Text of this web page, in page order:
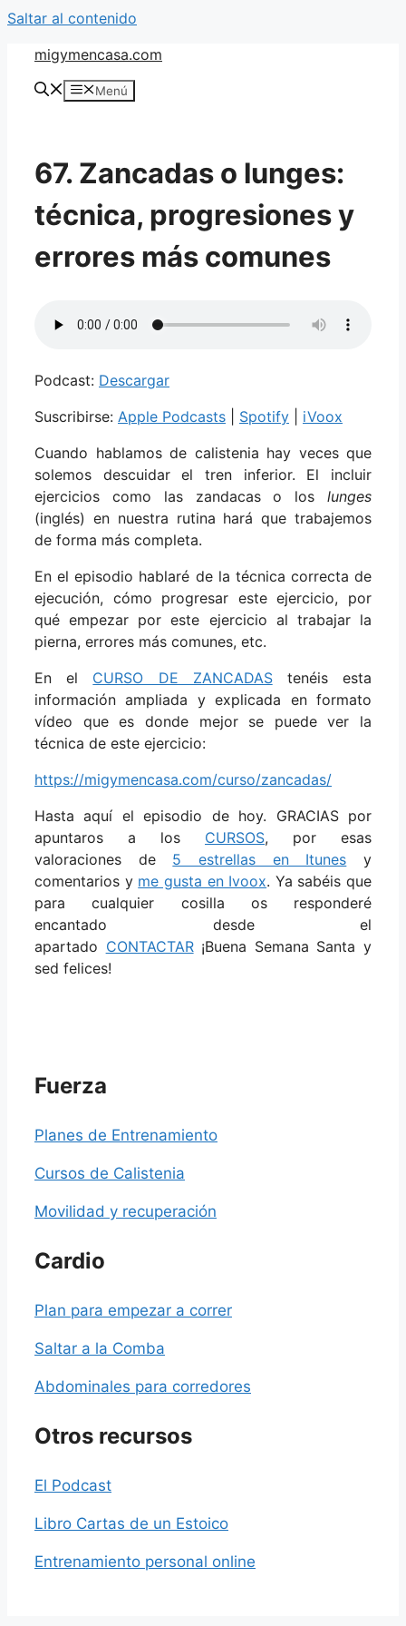
Saltar al contenido
migymencasa.com
Menú
67. Zancadas o lunges:
técnica, progresiones y
errores más comunes
Podcast: Descargar
Suscribirse: Apple Podcasts Spotify
iVoox
Cuando hablamos de calistenia hay veces que
solemos descuidar el tren inferior. El incluir
ejercicios como las zandacas o los lunges
(inglés) en nuestra rutina hará que trabajemos
de forma más completa.
En el episodio hablaré de la técnica correcta de
ejecución, cómo progresar este ejercicio, por
qué empezar por este ejercicio al trabajar la
pierna, errores más comunes, etc.
En el CURSO DE ZANCADAStenéis esta
información ampliada y explicada en formato
vídeo que es donde mejor se puede ver la
técnica de este ejercicio:
https://migymencasa.com/curso/zancadas/
Hasta aquí el episodio de hoy. GRACIAS por
apuntaros a los CURSOS, por esas
valoraciones de 5 estrellas en Itunes y
comentarios y me gusta en Ivoox. Ya sabéis que
para cualquier cosilla os responderé
encantado desde el
apartado CONTACTAR¡Buena Semana Santa y
sed felices!
Fuerza
Planes de Entrenamiento
Cursos de Calistenia
Movilidad y recuperación
Cardio
Plan para empezar a correr
Saltar a la Comba
Abdominales para corredores
Otros recursos
El Podcast
Libro Cartas de un Estoico
Entrenamiento personal online